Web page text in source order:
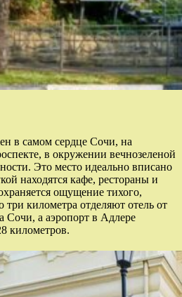
в самом сердце Сочи, на
в окружении вечнозеленой
Это место идеально вписано
находятся кафе, рестораны и
ощущение тихого,
три километра отделяют отель от
Сочи, а аэропорт в Адлере
километров.